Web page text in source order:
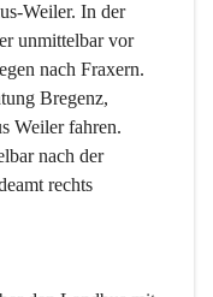
Weiler. In der
unmittelbar vor
nach Fraxern.
Bregenz,
Weiler fahren.
nach der
rechts